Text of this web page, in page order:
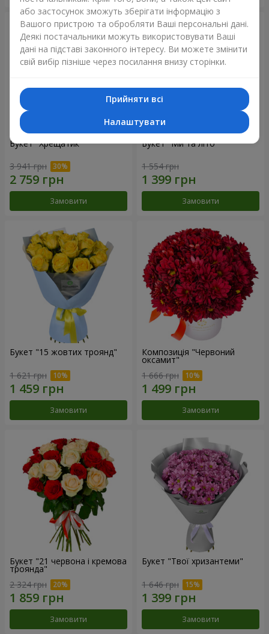
Букет "Хрещатик"
3 941 грн
Замовити
Букет "Ми та літо"
1 554 грн
Замовити
Букет "15 жовтих троянд"
1 621 грн
Замовити
Композиція "Червоний
оксамит"
1 666 грн
Замовити
Букет "21 червона і кремова
троянда"
2 324 грн
Замовити
Букет "Твої хризантеми"
1 646 грн
Замовити
або застосунок зможуть зберігати інформацію з
Вашого пристрою та обробляти Ваші персональні дані.
Деякі постачальники можуть використовувати Ваші
дані на підставі законного інтересу. Ви можете змінити
свій вибір пізніше через посилання внизу сторінки.
Прийняти всі
Налаштувати